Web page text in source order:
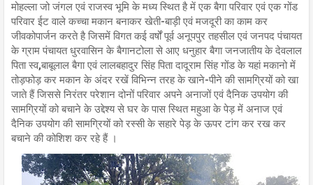
मोहल्ला जो जंगल एवं राजस्व भूमि के मध्य स्थित है में एक बैगा परिवार एवं एक गोंड
परिवार ईट वाले कच्चा मकान बनाकर खेती-बाड़ी एवं मजदूरी का काम कर
जीवकोपार्जन करते है जिसमें विगत कई वर्षों पूर्व अनूपपुर तहसील एवं जनपद पंचायत
के ग्राम पंचायत धुरवासिन के बैगानटोला से आए धनुहार बैगा जनजातीय के देवलाल
पिता स्व,बाबूलाल बैगा एवं लालबहादुर सिंह पिता दादूराम सिंह गोंड के यहां मकानो में
तोड़फोड़ कर मकान के अंदर रखें विभिन्न तरह के खाने-पीने की सामग्रियों को खा
जाते हैं जिससे निरंतर परेशान दोनों परिवार अपने अनाजों एवं दैनिक उपयोग की
सामग्रियों को बचाने के उद्देश्य से घर के पास स्थित महुआ के पेड़ में अनाज एवं
दैनिक उपयोग की सामग्रियों को रस्सी के सहारे पेड़ के ऊपर टांग कर रख कर
बचाने की कोशिश कर रहे हैं ।